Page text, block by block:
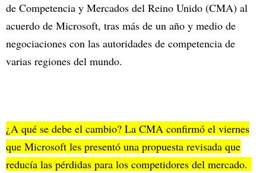
de Competencia y Mercados del Reino Unido (CMA) al
acuerdo de Microsoft, tras más de un año y medio de
negociaciones con las autoridades de competencia de
varias regiones del mundo.
¿A qué se debe el cambio? La CMA confirmó el viernes
que Microsoft les presentó una propuesta revisada que
reducía las pérdidas para los competidores del mercado.